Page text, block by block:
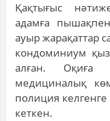
Қақтығыс
адамға
ауыр жарақаттар
кондоминиум
алған. Оқиға
медициналық
полиция
кеткен.